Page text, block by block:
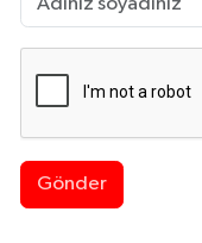
Gönder